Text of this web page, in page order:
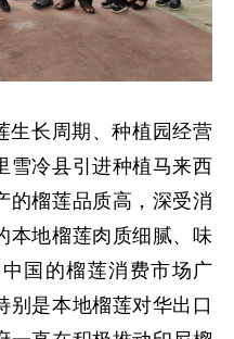
生长周期、种植园经营
雪冷县引进种植马来西
的榴莲品质高，深受消
本地榴莲肉质细腻、味
国的榴莲消费市场广
别是本地榴莲对华出口